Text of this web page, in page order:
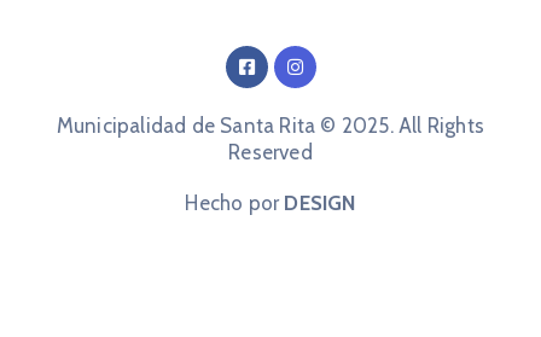
Municipalidad de Santa Rita © 2025. All Rights
Reserved
Hecho por DESIGN